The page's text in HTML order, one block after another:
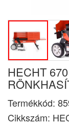
HECHT
Termékkód:
Cikkszám: